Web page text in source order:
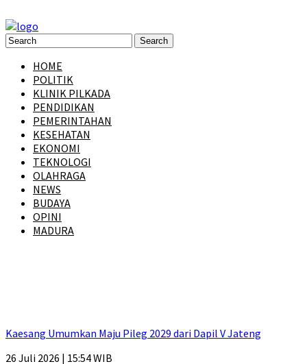
HOME
POLITIK
KLINIK PILKADA
PENDIDIKAN
PEMERINTAHAN
KESEHATAN
EKONOMI
TEKNOLOGI
OLAHRAGA
NEWS
BUDAYA
OPINI
MADURA
Kaesang Umumkan Maju Pileg 2029 dari Dapil V Jateng
26 Juli 2026 | 15:54 WIB